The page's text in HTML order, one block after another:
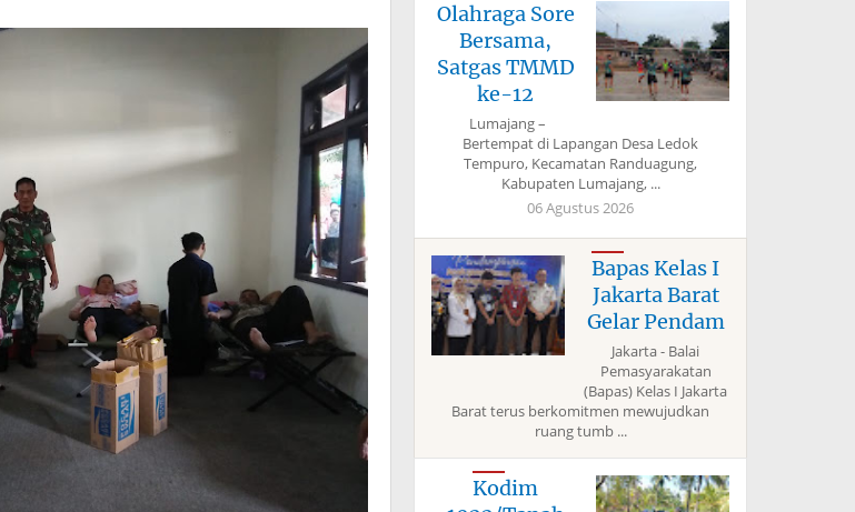
Olahraga Sore
Bersama,
Satgas TMMD
ke-12
Lumajang –
Bertempat di Lapangan Desa Ledok
Tempuro, Kecamatan Randuagung,
Kabupaten Lumajang, ...
06 Agustus 2026
Bapas Kelas I
Jakarta Barat
Gelar Pendam
Jakarta - Balai
Pemasyarakatan
(Bapas) Kelas I Jakarta
Barat terus berkomitmen mewujudkan
ruang tumb ...
Kodim